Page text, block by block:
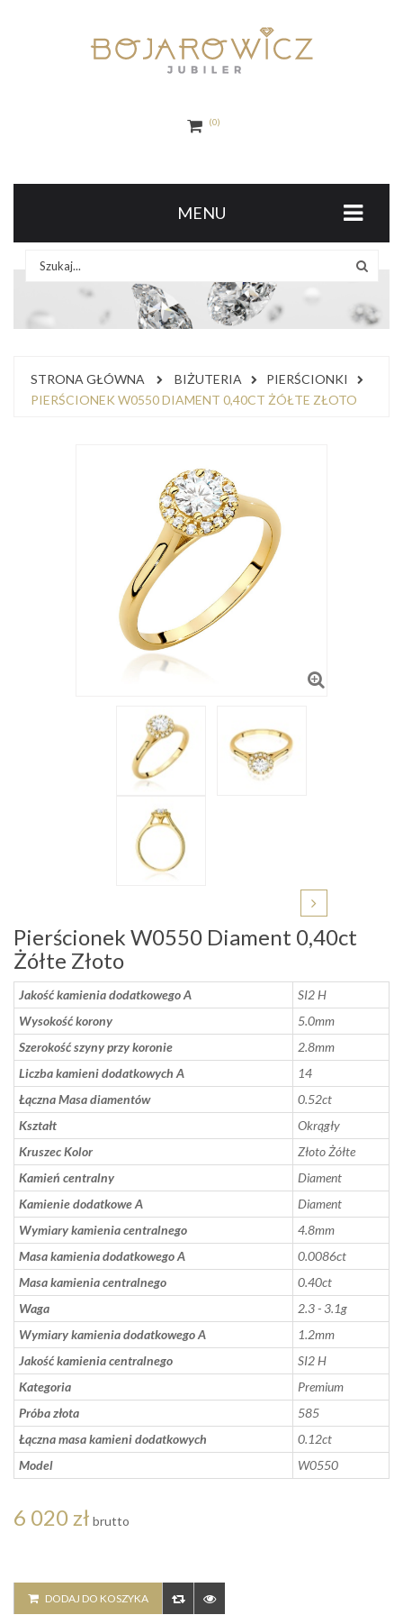
0
MENU
STRONA GŁÓWNA BIŻUTERIA
PIERŚCIONKI
PIERŚCIONEK W0550 DIAMENT 0,40CT ŻÓŁTE ZŁOTO
Pierścionek W0550 Diament 0,40ct
Żółte Złoto
Jakość kamienia dodatkowego A
SI2 H
Wysokość korony
5.0mm
Szerokość szyny przy koronie
2.8mm
Liczba kamieni dodatkowych A
14
Łączna Masa diamentów
0.52ct
Kształt
Okrągły
Kruszec Kolor
Złoto Żółte
Kamień centralny
Diament
Kamienie dodatkowe A
Diament
Wymiary kamienia centralnego
4.8mm
Masa kamienia dodatkowego A
0.0086ct
Masa kamienia centralnego
0.40ct
Waga
2.3 - 3.1g
Wymiary kamienia dodatkowego A
1.2mm
Jakość kamienia centralnego
SI2 H
Kategoria
Premium
Próba złota
585
Łączna masa kamieni dodatkowych
0.12ct
Model
W0550
6 020 zł brutto
DODAJ DO KOSZYKA